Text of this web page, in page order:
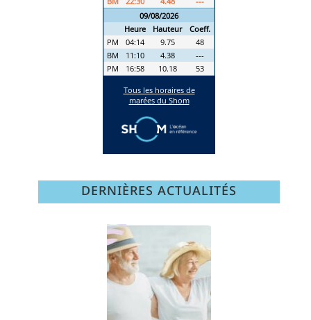
DERNIÈRES ACTUALITÉS